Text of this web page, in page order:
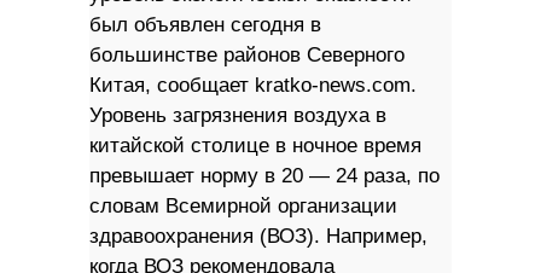
был объявлен сегодня в
большинстве районов Северного
Китая, сообщает kratko-news.com.
Уровень загрязнения воздуха в
китайской столице в ночное время
превышает норму в 20 — 24 раза, по
словам Всемирной организации
здравоохранения (ВОЗ). Например,
когда ВОЗ рекомендовала